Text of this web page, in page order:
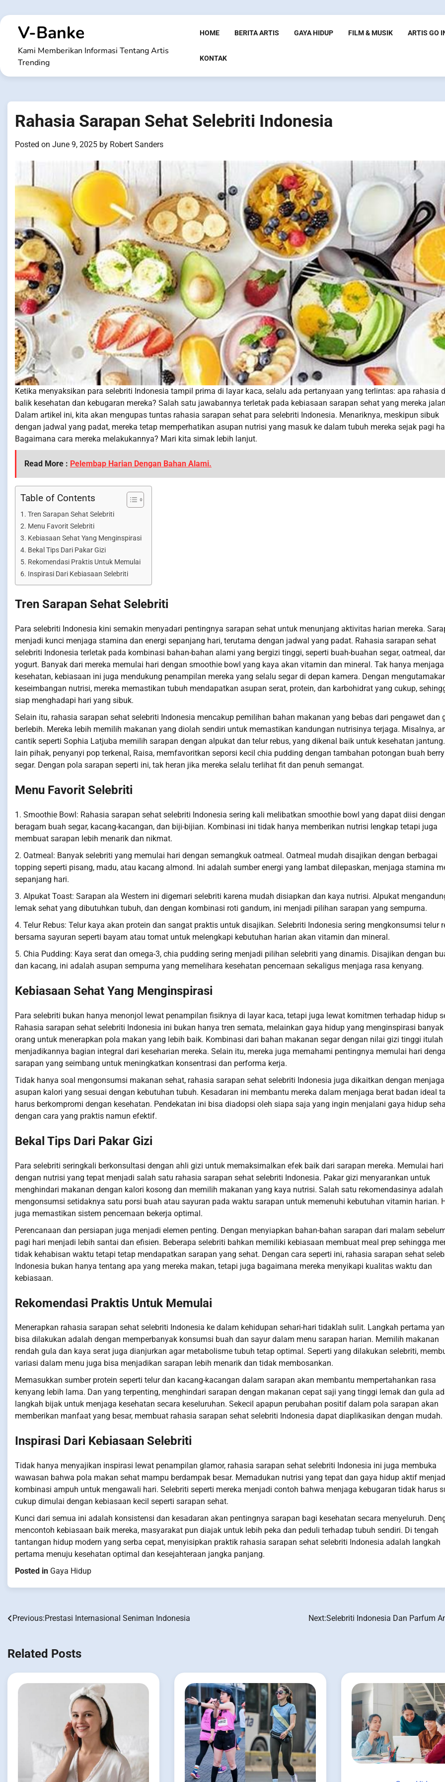
to
contentV-Banke
Kami Memberikan Informasi Tentang Artis
Trending
HOME BERITA ARTIS GAYA HIDUP FILM & MUSIK ARTIS GO
KONTAK
Rahasia Sarapan Sehat Selebriti Indonesia
Posted on June 9, 2025 by Robert Sanders
Ketika menyaksikan para selebriti Indonesia tampil prima di layar kaca, selalu ada pertanyaan yang terlintas: apa rahasia
balik kesehatan dan kebugaran mereka? Salah satu jawabannya terletak pada kebiasaan sarapan sehat yang mereka
Dalam artikel ini, kita akan mengupas tuntas rahasia sarapan sehat para selebriti Indonesia. Menariknya, meskipun sibuk
dengan jadwal yang padat, mereka tetap memperhatikan asupan nutrisi yang masuk ke dalam tubuh mereka sejak pagi
Bagaimana cara mereka melakukannya? Mari kita simak lebih lanjut.
Read More : Pelembap Harian Dengan Bahan Alami.
Table of Contents
Tren Sarapan Sehat Selebriti
Menu Favorit Selebriti
Kebiasaan Sehat Yang Menginspirasi
Bekal Tips Dari Pakar Gizi
Rekomendasi Praktis Untuk Memulai
Inspirasi Dari Kebiasaan Selebriti
Tren Sarapan Sehat Selebriti
Para selebriti Indonesia kini semakin menyadari pentingnya sarapan sehat untuk menunjang aktivitas harian mereka.
menjadi kunci menjaga stamina dan energi sepanjang hari, terutama dengan jadwal yang padat. Rahasia sarapan sehat
selebriti Indonesia terletak pada kombinasi bahan-bahan alami yang bergizi tinggi, seperti buah-buahan segar, oatmeal,
yogurt. Banyak dari mereka memulai hari dengan smoothie bowl yang kaya akan vitamin dan mineral. Tak hanya menjaga
kesehatan, kebiasaan ini juga mendukung penampilan mereka yang selalu segar di depan kamera. Dengan
keseimbangan nutrisi, mereka memastikan tubuh mendapatkan asupan serat, protein, dan karbohidrat yang cukup,
siap menghadapi hari yang sibuk.
Selain itu, rahasia sarapan sehat selebriti Indonesia mencakup pemilihan bahan makanan yang bebas dari pengawet dan
berlebih. Mereka lebih memilih makanan yang diolah sendiri untuk memastikan kandungan nutrisinya terjaga. Misalnya,
cantik seperti Sophia Latjuba memilih sarapan dengan alpukat dan telur rebus, yang dikenal baik untuk kesehatan
lain pihak, penyanyi pop terkenal, Raisa, memfavoritkan seporsi kecil chia pudding dengan tambahan potongan buah berry
segar. Dengan pola sarapan seperti ini, tak heran jika mereka selalu terlihat fit dan penuh semangat.
Menu Favorit Selebriti
1. Smoothie Bowl: Rahasia sarapan sehat selebriti Indonesia sering kali melibatkan smoothie bowl yang dapat diisi dengan
beragam buah segar, kacang-kacangan, dan biji-bijian. Kombinasi ini tidak hanya memberikan nutrisi lengkap tetapi juga
membuat sarapan lebih menarik dan nikmat.
2. Oatmeal: Banyak selebriti yang memulai hari dengan semangkuk oatmeal. Oatmeal mudah disajikan dengan berbagai
topping seperti pisang, madu, atau kacang almond. Ini adalah sumber energi yang lambat dilepaskan, menjaga stamina
sepanjang hari.
3. Alpukat Toast: Sarapan ala Western ini digemari selebriti karena mudah disiapkan dan kaya nutrisi. Alpukat
lemak sehat yang dibutuhkan tubuh, dan dengan kombinasi roti gandum, ini menjadi pilihan sarapan yang sempurna.
4. Telur Rebus: Telur kaya akan protein dan sangat praktis untuk disajikan. Selebriti Indonesia sering mengkonsumsi telur
bersama sayuran seperti bayam atau tomat untuk melengkapi kebutuhan harian akan vitamin dan mineral.
5. Chia Pudding: Kaya serat dan omega-3, chia pudding sering menjadi pilihan selebriti yang dinamis. Disajikan dengan
dan kacang, ini adalah asupan sempurna yang memelihara kesehatan pencernaan sekaligus menjaga rasa kenyang.
Kebiasaan Sehat Yang Menginspirasi
Para selebriti bukan hanya menonjol lewat penampilan fisiknya di layar kaca, tetapi juga lewat komitmen terhadap hidup
Rahasia sarapan sehat selebriti Indonesia ini bukan hanya tren semata, melainkan gaya hidup yang menginspirasi banyak
orang untuk menerapkan pola makan yang lebih baik. Kombinasi dari bahan makanan segar dengan nilai gizi tinggi itulah
menjadikannya bagian integral dari keseharian mereka. Selain itu, mereka juga memahami pentingnya memulai hari
sarapan yang seimbang untuk meningkatkan konsentrasi dan performa kerja.
Tidak hanya soal mengonsumsi makanan sehat, rahasia sarapan sehat selebriti Indonesia juga dikaitkan dengan menjaga
asupan kalori yang sesuai dengan kebutuhan tubuh. Kesadaran ini membantu mereka dalam menjaga berat badan ideal
harus berkompromi dengan kesehatan. Pendekatan ini bisa diadopsi oleh siapa saja yang ingin menjalani gaya hidup
dengan cara yang praktis namun efektif.
Bekal Tips Dari Pakar Gizi
Para selebriti seringkali berkonsultasi dengan ahli gizi untuk memaksimalkan efek baik dari sarapan mereka. Memulai hari
dengan nutrisi yang tepat menjadi salah satu rahasia sarapan sehat selebriti Indonesia. Pakar gizi menyarankan untuk
menghindari makanan dengan kalori kosong dan memilih makanan yang kaya nutrisi. Salah satu rekomendasinya adalah
mengonsumsi setidaknya satu porsi buah atau sayuran pada waktu sarapan untuk memenuhi kebutuhan vitamin harian.
juga memastikan sistem pencernaan bekerja optimal.
Perencanaan dan persiapan juga menjadi elemen penting. Dengan menyiapkan bahan-bahan sarapan dari malam
pagi hari menjadi lebih santai dan efisien. Beberapa selebriti bahkan memiliki kebiasaan membuat meal prep sehingga
tidak kehabisan waktu tetapi tetap mendapatkan sarapan yang sehat. Dengan cara seperti ini, rahasia sarapan sehat
Indonesia bukan hanya tentang apa yang mereka makan, tetapi juga bagaimana mereka menyikapi kualitas waktu dan
kebiasaan.
Rekomendasi Praktis Untuk Memulai
Menerapkan rahasia sarapan sehat selebriti Indonesia ke dalam kehidupan sehari-hari tidaklah sulit. Langkah pertama
bisa dilakukan adalah dengan memperbanyak konsumsi buah dan sayur dalam menu sarapan harian. Memilih makanan
rendah gula dan kaya serat juga dianjurkan agar metabolisme tubuh tetap optimal. Seperti yang dilakukan selebriti,
variasi dalam menu juga bisa menjadikan sarapan lebih menarik dan tidak membosankan.
Memasukkan sumber protein seperti telur dan kacang-kacangan dalam sarapan akan membantu mempertahankan rasa
kenyang lebih lama. Dan yang terpenting, menghindari sarapan dengan makanan cepat saji yang tinggi lemak dan gula
langkah bijak untuk menjaga kesehatan secara keseluruhan. Sekecil apapun perubahan positif dalam pola sarapan akan
memberikan manfaat yang besar, membuat rahasia sarapan sehat selebriti Indonesia dapat diaplikasikan dengan mudah.
Inspirasi Dari Kebiasaan Selebriti
Tidak hanya menyajikan inspirasi lewat penampilan glamor, rahasia sarapan sehat selebriti Indonesia ini juga membuka
wawasan bahwa pola makan sehat mampu berdampak besar. Memadukan nutrisi yang tepat dan gaya hidup aktif
kombinasi ampuh untuk mengawali hari. Selebriti seperti mereka menjadi contoh bahwa menjaga kebugaran tidak harus
cukup dimulai dengan kebiasaan kecil seperti sarapan sehat.
Kunci dari semua ini adalah konsistensi dan kesadaran akan pentingnya sarapan bagi kesehatan secara menyeluruh.
mencontoh kebiasaan baik mereka, masyarakat pun diajak untuk lebih peka dan peduli terhadap tubuh sendiri. Di tengah
tantangan hidup modern yang serba cepat, menyisipkan praktik rahasia sarapan sehat selebriti Indonesia adalah langkah
pertama menuju kesehatan optimal dan kesejahteraan jangka panjang.
Posted in Gaya Hidup
Post
Previous:Prestasi Internasional Seniman Indonesia Next:Selebriti Indonesia Dan Parfum
Related Posts